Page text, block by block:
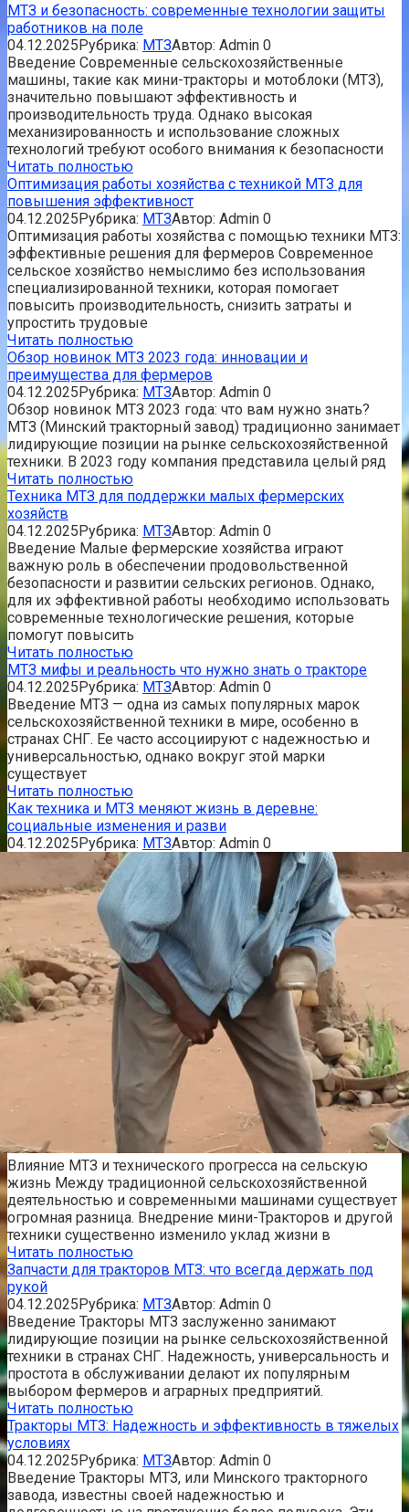
МТЗ и безопасность: современные технологии защиты
работников на поле
04.12.2025Рубрика: МТЗАвтор: Admin 0
Введение Современные сельскохозяйственные
машины, такие как мини-тракторы и мотоблоки (МТЗ),
значительно повышают эффективность и
производительность труда. Однако высокая
механизированность и использование сложных
технологий требуют особого внимания к безопасности
Читать полностью
Оптимизация работы хозяйства с техникой МТЗ для
повышения эффективност
04.12.2025Рубрика: МТЗАвтор: Admin 0
Оптимизация работы хозяйства с помощью техники МТЗ:
эффективные решения для фермеров Современное
сельское хозяйство немыслимо без использования
специализированной техники, которая помогает
повысить производительность, снизить затраты и
упростить трудовые
Читать полностью
Обзор новинок МТЗ 2023 года: инновации и
преимущества для фермеров
04.12.2025Рубрика: МТЗАвтор: Admin 0
Обзор новинок МТЗ 2023 года: что вам нужно знать?
МТЗ (Минский тракторный завод) традиционно занимает
лидирующие позиции на рынке сельскохозяйственной
техники. В 2023 году компания представила целый ряд
Читать полностью
Техника МТЗ для поддержки малых фермерских
хозяйств
04.12.2025Рубрика: МТЗАвтор: Admin 0
Введение Малые фермерские хозяйства играют
важную роль в обеспечении продовольственной
безопасности и развитии сельских регионов. Однако,
для их эффективной работы необходимо использовать
современные технологические решения, которые
помогут повысить
Читать полностью
МТЗ мифы и реальность что нужно знать о тракторе
04.12.2025Рубрика: МТЗАвтор: Admin 0
Введение МТЗ — одна из самых популярных марок
сельскохозяйственной техники в мире, особенно в
странах СНГ. Ее часто ассоциируют с надежностью и
универсальностью, однако вокруг этой марки
существует
Читать полностью
Как техника и МТЗ меняют жизнь в деревне:
социальные изменения и разви
04.12.2025Рубрика: МТЗАвтор: Admin 0
Влияние МТЗ и технического прогресса на сельскую
жизнь Между традиционной сельскохозяйственной
деятельностью и современными машинами существует
огромная разница. Внедрение мини-Тракторов и другой
техники существенно изменило уклад жизни в
Читать полностью
Запчасти для тракторов МТЗ: что всегда держать под
рукой
04.12.2025Рубрика: МТЗАвтор: Admin 0
Введение Тракторы МТЗ заслуженно занимают
лидирующие позиции на рынке сельскохозяйственной
техники в странах СНГ. Надежность, универсальность и
простота в обслуживании делают их популярным
выбором фермеров и аграрных предприятий.
Читать полностью
Тракторы МТЗ: Надежность и эффективность в тяжелых
условиях
04.12.2025Рубрика: МТЗАвтор: Admin 0
Введение Тракторы МТЗ, или Минского тракторного
завода, известны своей надежностью и